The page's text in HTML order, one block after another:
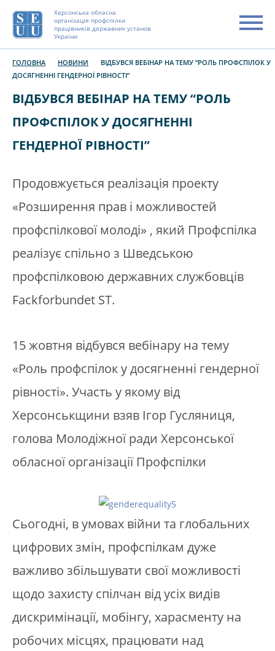
Херсонська обласна
організація профспілки
працівників державних установ
України
ГОЛОВНА НОВИНИ
ВІДБУВСЯ ВЕБІНАР НА ТЕМУ “РОЛЬ ПРОФСПІЛОК У
ДОСЯГНЕННІ ГЕНДЕРНОЇ РІВНОСТІ”
ВІДБУВСЯ ВЕБІНАР НА ТЕМУ “РОЛЬ
ПРОФСПІЛОК У ДОСЯГНЕННІ
ГЕНДЕРНОЇ РІВНОСТІ”
Продовжується реалізація проекту
«Розширення прав і можливостей
профспілкової молоді» , який Профспілка
реалізує спільно з Шведською
профспілковою державних службовців
Fackforbundet ST.
15 жовтня відбувся вебінару на тему
«Роль профспілок у досягненні гендерної
рівності». Участь у якому від
Херсонськщини взяв Ігор Гусляниця,
голова Молодіжної ради Херсонської
обласної організації Профспілки
Сьогодні, в умовах війни та глобальних
цифрових змін, профспілкам дуже
важливо збільшувати свої можливості
щодо захисту спілчан від усіх видів
дискримінації, мобінгу, харасменту на
робочих місцях, працювати над